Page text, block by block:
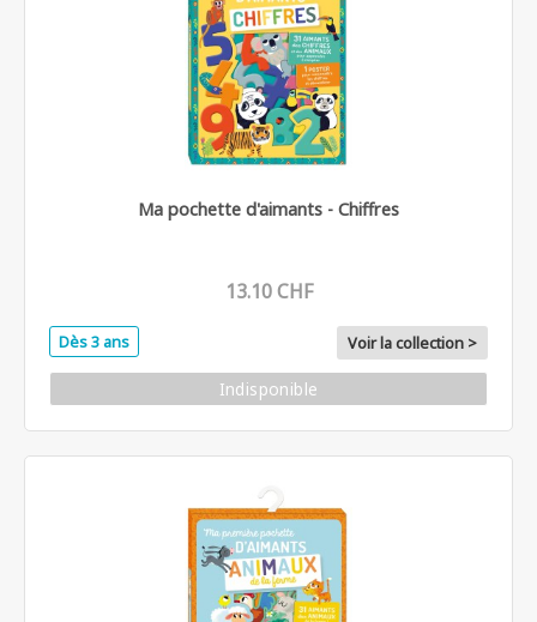
Ma pochette d'aimants - Chiffres
13.10 CHF
Dès 3 ans Voir la collection >
Indisponible